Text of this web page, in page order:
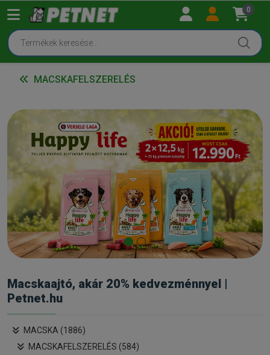
0
MACSKAFELSZERELÉS
Macskaajtó, akár 20% kedvezménnyel |
Petnet.hu
MACSKA (1886)
MACSKAFELSZERELÉS (584)